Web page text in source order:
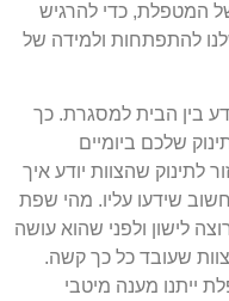
של המטפלת, כדי להרגיש
להתפתחות ולמידה של
בין הבית למסגרת. כך
שלכם ביומיים
לתינוק שהצוות יודע איך
שידעו עליו. מהי שפת
לישון ולפני שהוא עושה
שעובד כל כך קשה.
ייתנו מענה מיטבי